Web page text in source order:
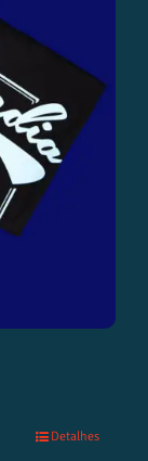
Detalhes